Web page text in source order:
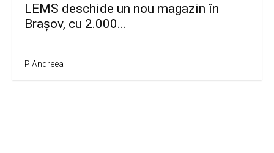
LEMS deschide un nou magazin în
Brașov, cu 2.000...
P Andreea